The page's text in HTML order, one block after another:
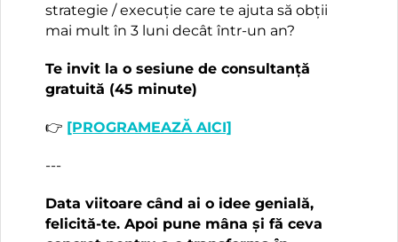
strategie / execuție care te ajuta să obții
mai mult în 3 luni decât într-un an?
Te invit la o sesiune de consultanță
gratuită (45 minute)
👉 [PROGRAMEAZĂ AICI]
---
Data viitoare când ai o idee genială,
felicită-te. Apoi pune mâna și fă ceva